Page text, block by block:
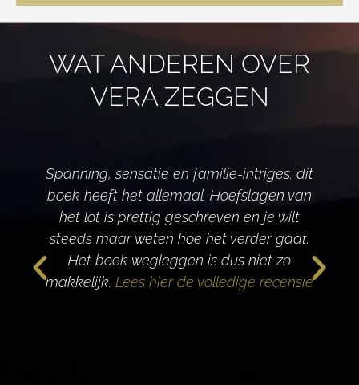
WAT ANDEREN OVER
VERA ZEGGEN
Spanning, sensatie en familie-intriges: dit
boek heeft het allemaal. Hoefslagen van
het lot is prettig geschreven en je wilt
steeds maar weten hoe het verder gaat.
Het boek wegleggen is dus niet zo
makkelijk. Lees hier de volledige recensie